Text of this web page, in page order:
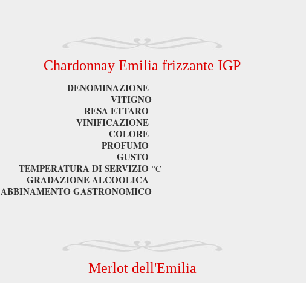
Chardonnay Emilia frizzante IGP
DENOMINAZIONE
VITIGNO
RESA ETTARO
VINIFICAZIONE
COLORE
PROFUMO
GUSTO
TEMPERATURA DI SERVIZIO °C
GRADAZIONE ALCOOLICA
ABBINAMENTO GASTRONOMICO
Merlot dell'Emilia